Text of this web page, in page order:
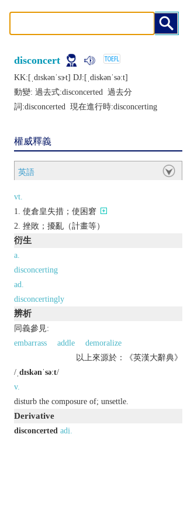
disconcert
KK:[ˌdɪskǝnˈsɝt] DJ:[ˌdiskǝnˈsǝːt]
動變: 過去式:disconcerted 過去分
詞:disconcerted 現在進行時:disconcerting
權威釋義
英語
vt.
使倉皇失措；使困窘
挫敗；擾亂（計畫等）
衍生
a.
disconcerting
ad.
disconcertingly
辨析
同義參見:
embarrass
addle
demoralize
以上來源於：《英漢大辭典》
/ ˌdɪskənˈsəːt/
v.
disturb the composure of; unsettle.
Derivative
disconcerted adj.